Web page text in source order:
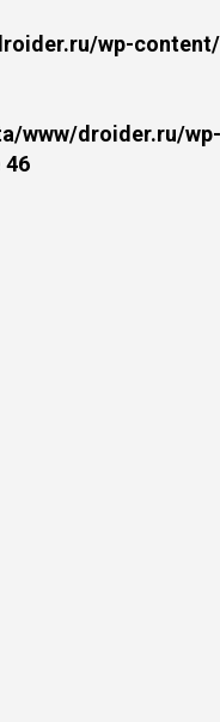
wp-
www/droider.ru/wp-
46